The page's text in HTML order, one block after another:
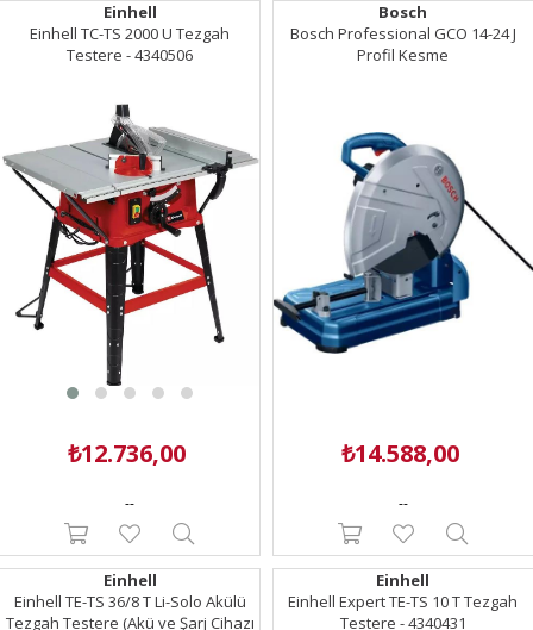
Einhell
Einhell TC-TS 2000 U Tezgah
Testere - 4340506
₺12.736,00
--
Bosch
Bosch Professional GCO 14-24 J
Profil Kesme
₺14.588,00
--
Einhell
Einhell TE-TS 36/8 T Li-Solo Akülü
Tezgah Testere (Akü ve Şarj Cihazı
Einhell
Einhell Expert TE-TS 10 T Tezgah
Testere - 4340431